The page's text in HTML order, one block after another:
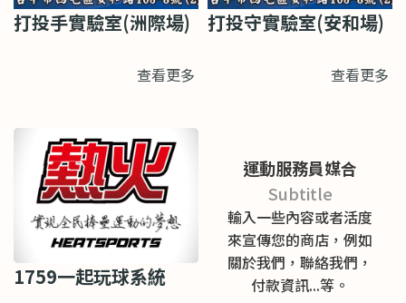
打投手實驗室(洲際場)
查看更多
打投守實驗室(安和場)
查看更多
1759一起玩球系統
運動服務員媒合
Subtitle
輸入一些內容或者活度
來宣傳您的商店，例如
關於我們，聯絡我們，
付款資訊...等。